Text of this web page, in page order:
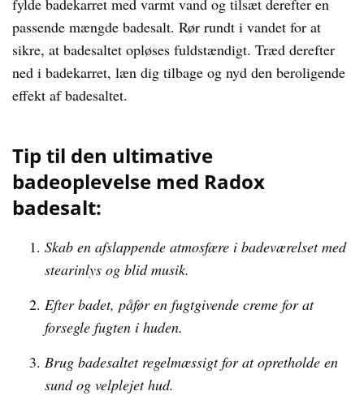
fylde badekarret med varmt vand og tilsæt derefter en
passende mængde badesalt. Rør rundt i vandet for at
sikre, at badesaltet opløses fuldstændigt. Træd derefter
ned i badekarret, læn dig tilbage og nyd den beroligende
effekt af badesaltet.
Tip til den ultimative
badeoplevelse med Radox
badesalt:
Skab en afslappende atmosfære i badeværelset med
stearinlys og blid musik.
Efter badet, påfør en fugtgivende creme for at
forsegle fugten i huden.
Brug badesaltet regelmæssigt for at opretholde en
sund og velplejet hud.